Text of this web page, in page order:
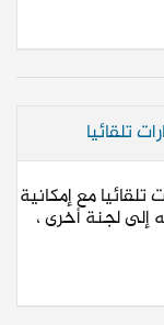
تلقائيا
مع إمكانية
إلى لجنة أخرى ،